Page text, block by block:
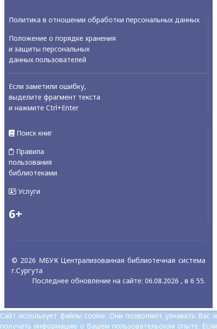
Политика в отношении обработки персональных данных
Положение о порядке хранения
и защиты персональных
данных пользователей
Если заметили ошибку,
выделите фрагмент текста
и нажмите Ctrl+Enter
Поиск книг
Правила
пользования
библиотеками
Услуги
6+
© 2026 МБУК Централизованная библиотечная система
г.Сургута
Последнее обновление на сайте: 06.08.2026 , в 6 55.
Сайт использует файлы cookie. Они позволяют узнавать Вас и
получать информацию о Вашем пользовательском опыте. Если